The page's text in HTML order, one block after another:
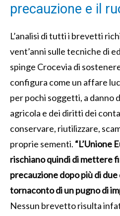
precauzione e il
L’analisi di tutti i brevetti
vent’anni sulle tecniche di
spinge Crocevia di
configura come un affare
per pochi soggetti, a danno
agricola e dei diritti dei
conservare, riutilizzare,
proprie sementi. “L’Unione
rischiano quindi di mettere
precauzione dopo più di
tornaconto di un pugno di
Nessun brevetto risulta